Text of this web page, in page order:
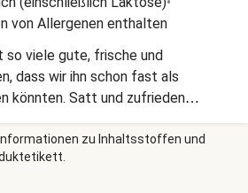
von Allergenen enthalten
viele gute, frische und
dass wir ihn schon fast als
könnten. Satt und zufrieden
Zutaten und jede Menge
zu Inhaltsstoffen und